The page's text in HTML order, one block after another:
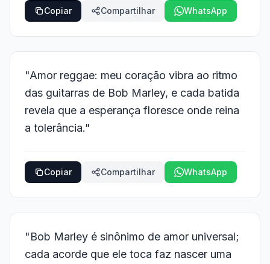
Copiar Compartilhar WhatsApp
"Amor reggae: meu coração vibra ao ritmo
das guitarras de Bob Marley, e cada batida
revela que a esperança floresce onde reina
a tolerância."
Copiar Compartilhar WhatsApp
"Bob Marley é sinônimo de amor universal;
cada acorde que ele toca faz nascer uma